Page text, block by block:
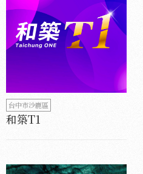
台中市沙鹿區
和築T1